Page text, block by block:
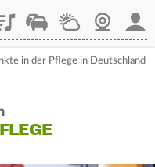
StaupilotWetterWebcam
in der Pflege in Deutschland